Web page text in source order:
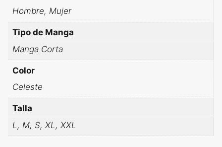
Hombre, Mujer
Tipo de Manga
Manga Corta
Color
Celeste
Talla
L, M, S, XL, XXL